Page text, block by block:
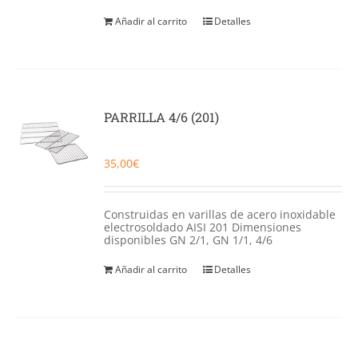
Añadir al carrito Detalles
PARRILLA 4/6 (201)
35,00€
Construidas en varillas de acero inoxidable
electrosoldado AISI 201 Dimensiones
disponibles GN 2/1, GN 1/1, 4/6
Añadir al carrito Detalles